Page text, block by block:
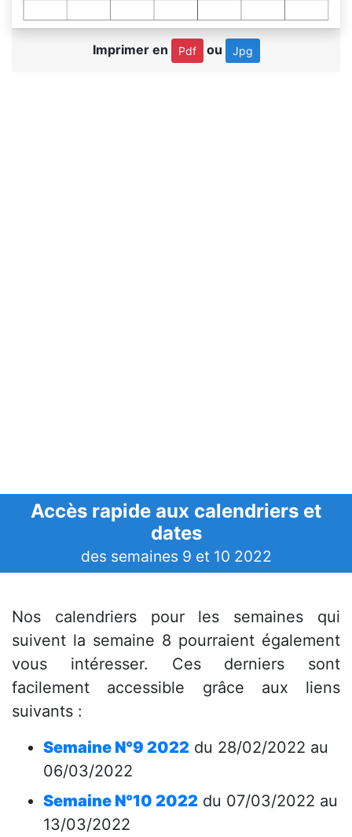
Imprimer en Pdf ou Jpg
Accès rapide aux calendriers et
dates
des semaines 9 et 10 2022
Nos calendriers pour les semaines qui
suivent la semaine 8 pourraient également
vous intéresser. Ces derniers sont
facilement accessible grâce aux liens
suivants :
Semaine N°9 2022 du 28/02/2022 au
06/03/2022
Semaine N°10 2022 du 07/03/2022 au
13/03/2022